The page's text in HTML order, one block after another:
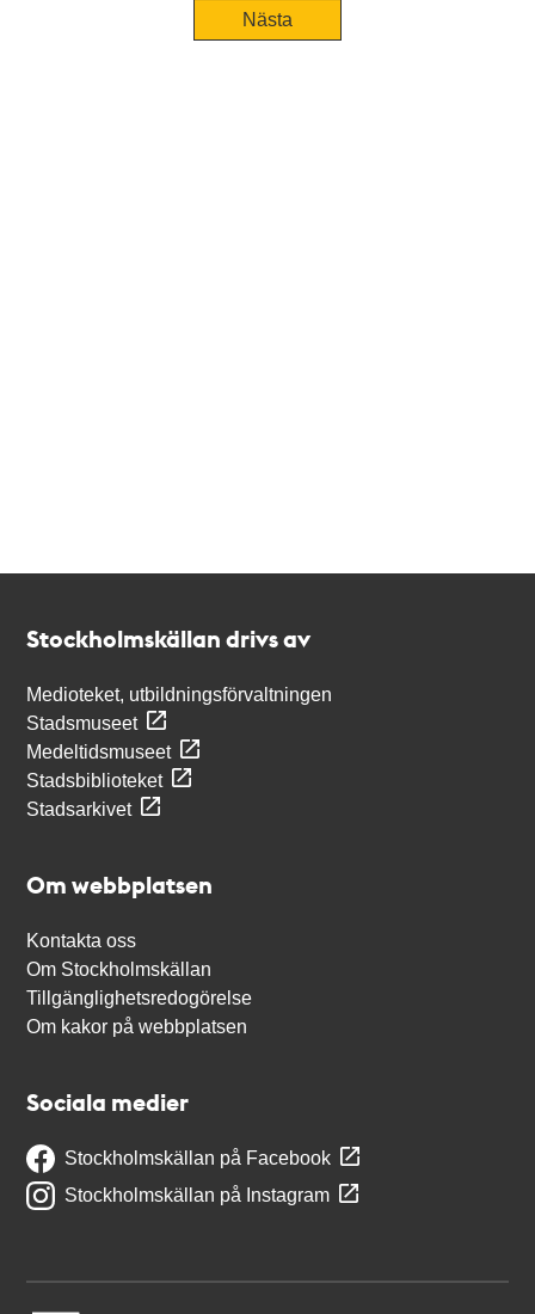
TidigareNästa
Stockholmskällan drivs av
Medioteket, utbildningsförvaltningen
Stadsmuseet
Medeltidsmuseet
Stadsbiblioteket
Stadsarkivet
Om webbplatsen
Kontakta oss
Om Stockholmskällan
Tillgänglighetsredogörelse
Om kakor på webbplatsen
Sociala medier
Stockholmskällan på Facebook
Stockholmskällan på Instagram